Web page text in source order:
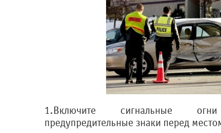
1.Включите сигнальные
предупредительные знаки перед